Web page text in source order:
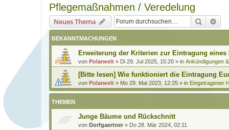
Pflegemaßnahmen / Veredelung
Neues Thema Suche
BEKANNTMACHUNGEN
Erweiterung der Kriterien zur Eintragung eines
von Polarwelt » Di 29. Jul 2025, 15:20 » in Ankündigungen
[Bitte lesen] Wie funktioniert die Eintragung
von Polarwelt » Mo 29. Mai 2023, 12:25 » in Eingetragener
THEMEN
Junge Bäume und Rückschnitt
von Dorfgaertner » Do 28. Mär 2024, 02:11